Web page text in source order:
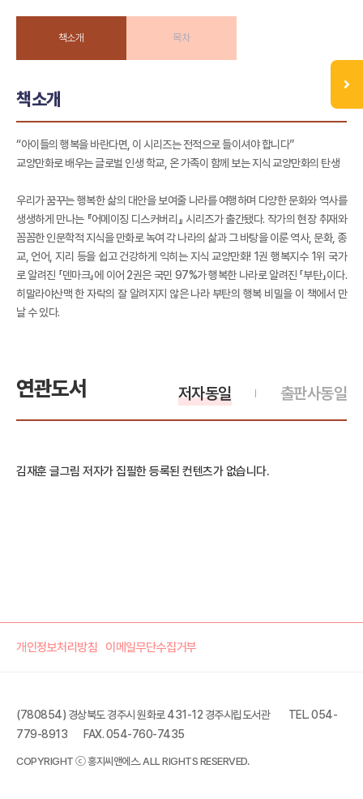
책소개 목차
책소개
“아이들의 행복을 바란다면, 이 시리즈는 전적으로 들이셔야 합니다”
교양만화로 배우는 글로벌 인생 학교, 온 가족이 함께 보는 지식 교양만화의 탄생
우리가 꿈꾸는 행복한 삶의 대안을 보여줄 나라를 여행하며 다양한 문화와 역사를
생생하게 만나는 『어메이징 디스커버리』 시리즈가 출간됐다. 작가의 현장 취재와
꼼꼼한 인문학적 지식을 만화로 녹여 각 나라의 삶과 그 바탕을 이룬 역사, 문화, 종
교, 언어, 지리 등을 쉽고 건강하게 익히는 지식 교양만화! 1권 행복지수 1위 국가
로 알려진 「덴마크」에 이어 2권은 국민 97%가 행복한 나라로 알려진 「부탄」이다.
히말라야산맥 한 자락의 잘 알려지지 않은 나라 부탄의 행복 비밀을 이 책에서 만
날 수 있다.
연관도서 출판사동일
저자동일
김재훈 글그림 저자가 집필한 등록된 컨텐츠가 없습니다.
개인정보처리방침 이메일무단수집거부
(780854) 경상북도 경주시 원화로 431-12 경주시립도서관
TEL. 054-
779-8913
FAX. 054-760-7435
COPYRIGHT ⓒ 홍지씨앤에스. ALL RIGHTS RESERVED.